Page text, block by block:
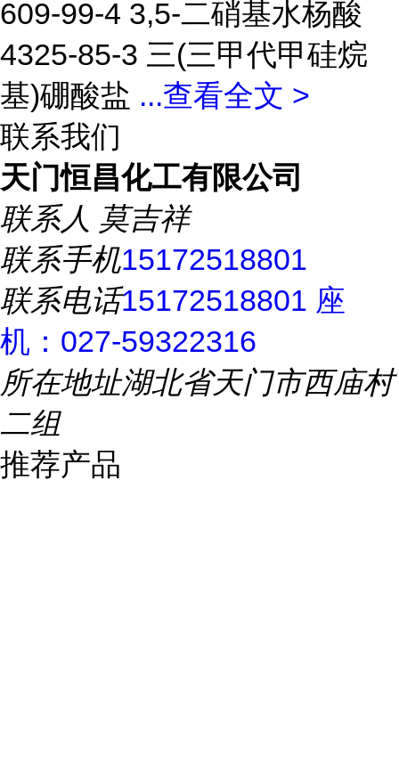
609-99-4 3,5-二硝基水杨酸
4325-85-3 三(三甲代甲硅烷
基)硼酸盐 ...查看全文 >
联系我们
天门恒昌化工有限公司
联系人 莫吉祥
联系手机15172518801
联系电话15172518801 座
机：027-59322316
所在地址湖北省天门市西庙村
二组
推荐产品